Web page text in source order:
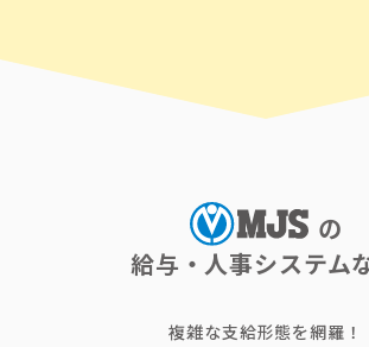
の
給与・人事システム
複雑な支給形態を網羅！